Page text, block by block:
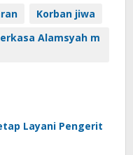
Korban jiwa
Alamsyah m
Layani Pengerit